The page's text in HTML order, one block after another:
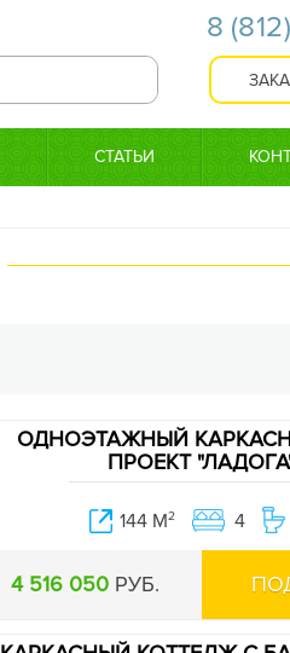
8 (812)
СТАТЬИ
ОДНОЭТАЖНЫЙ
ПРОЕКТ
144 М2 4
4 516 050 РУБ.